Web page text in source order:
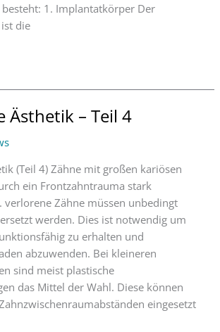
1. Implantatkörper Der
die
Ästhetik – Teil 4
(Teil 4) Zähne mit großen kariösen
ein Frontzahntrauma stark
verlorene Zähne müssen unbedingt
werden. Dies ist notwendig um
zu erhalten und
abzuwenden. Bei kleineren
sind meist plastische
das Mittel der Wahl. Diese können
eingesetzt